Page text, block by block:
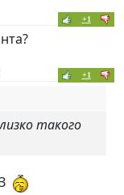
+1
+1
такого